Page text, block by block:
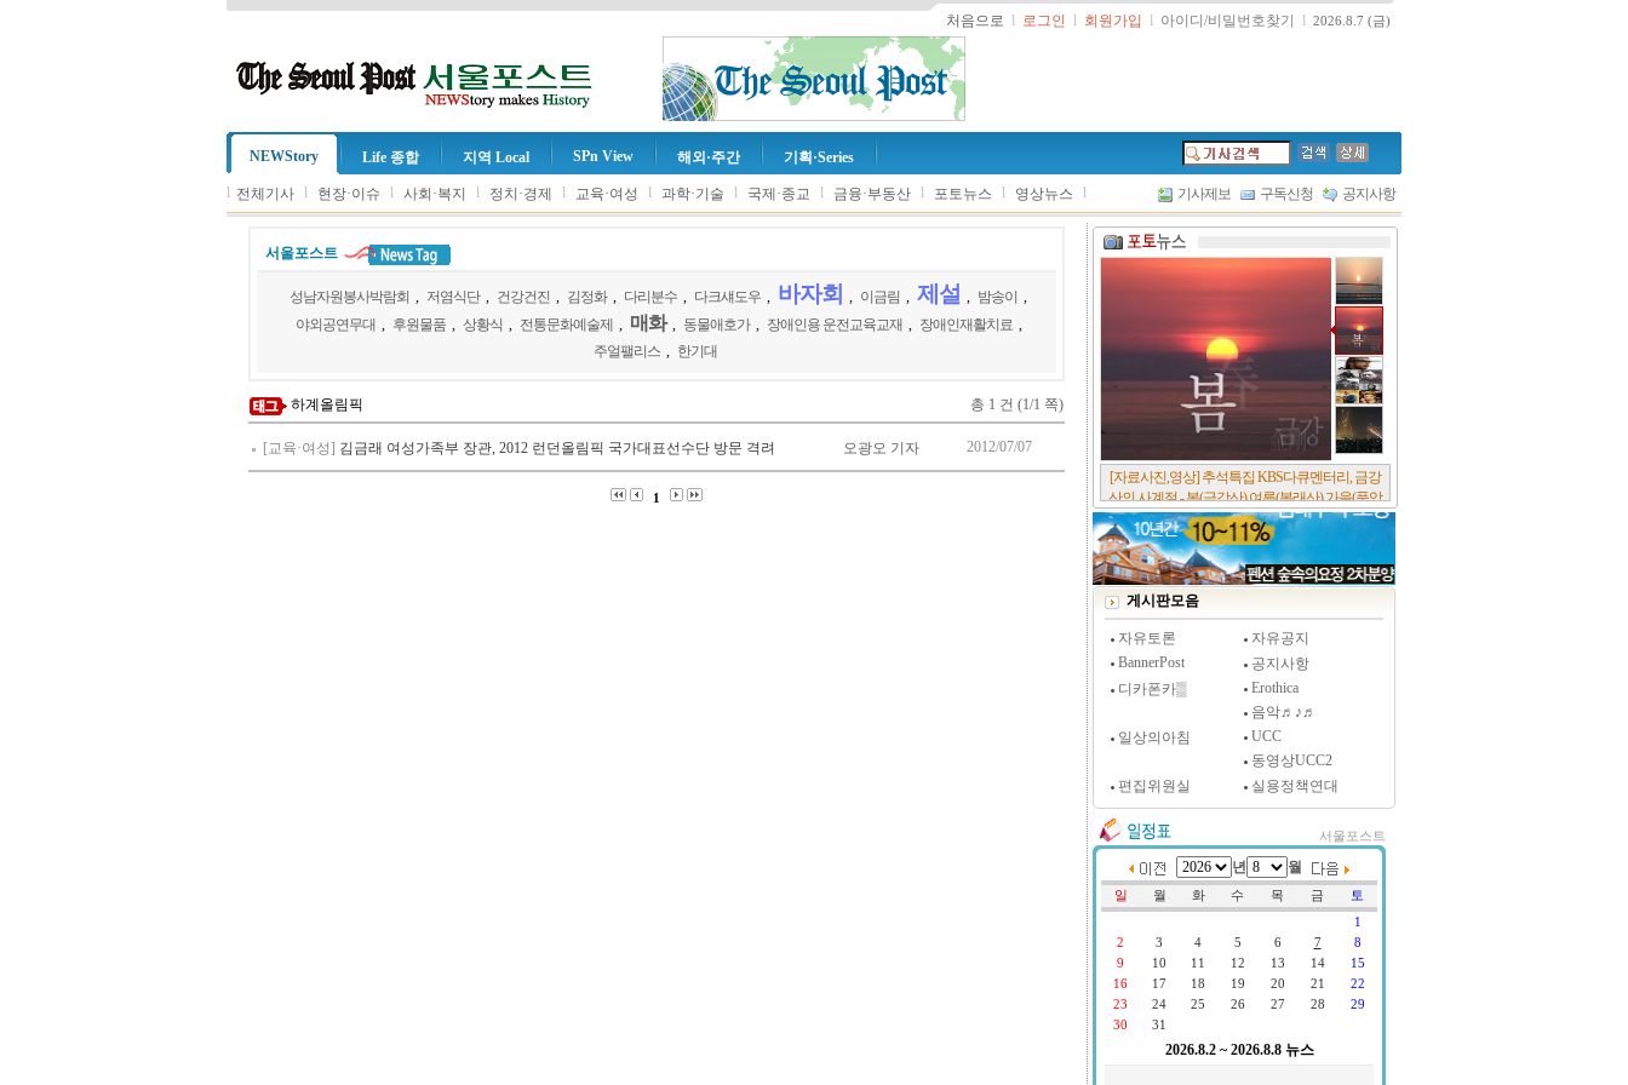
처음으로 l 로그인 l 회원가입 l 아이디/비밀번호찾기 l 2026.8.7 (금)
NEWStory Life 종합 지역 Local SPn View 해외·주간 기획·Series
l 전체기사 l 현장·이슈 l 사회·복지 l 정치·경제 l 교육·여성 l 과학·기술 l 국제·종교 l 금융·부동산 l 포토뉴스 l 영상뉴스 l 기사제보 구독신청 공지사항
서울포스트
성남자원봉사박람회 저염식단 건강건진 김정화 다리분수 다크섀도우 바자회 이금림 제설 밤송이
야외공연무대
후원물품 상황식 전통문화예술제 매화 동물애호가 장애인용 운전교육교재 장애인재활치료
주얼팰리스
한기대
하계올림픽 총 1 건 (1/1 쪽)
[교육·여성] 김금래 여성가족부 장관, 2012 런던올림픽 국가대표선수단 방문 격려 오광오 기자 2012/07/07
1
[서울포스트논단] 담배에 관한 추억, 연도별 우리
나라 금연정책 및 금연구역 확대 추이, 정부가 아
무리 더 해롭다고 사기를 쳐대도 피워 본 사람은
다 안다, 전자담배시장은 10년새 폭발적 증가세..
[시사저널 인터뷰] 윤방부 연세대 의대 명예교수,
"골초에게 전자담배를 허하라"
게시판모음
자유토론
자유공지
BannerPost
공지사항
디카폰카▒
Erothica
음악♬♪♬
일상의아침
UCC
동영상UCC2
편집위원실
실용정책연대
서울포스트